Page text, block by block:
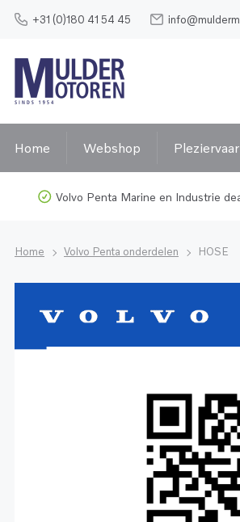
+31 (0)180 41 54 45
Home Webshop
Volvo Penta Marine en Industrie
Home Volvo Penta onderdelen HOSE